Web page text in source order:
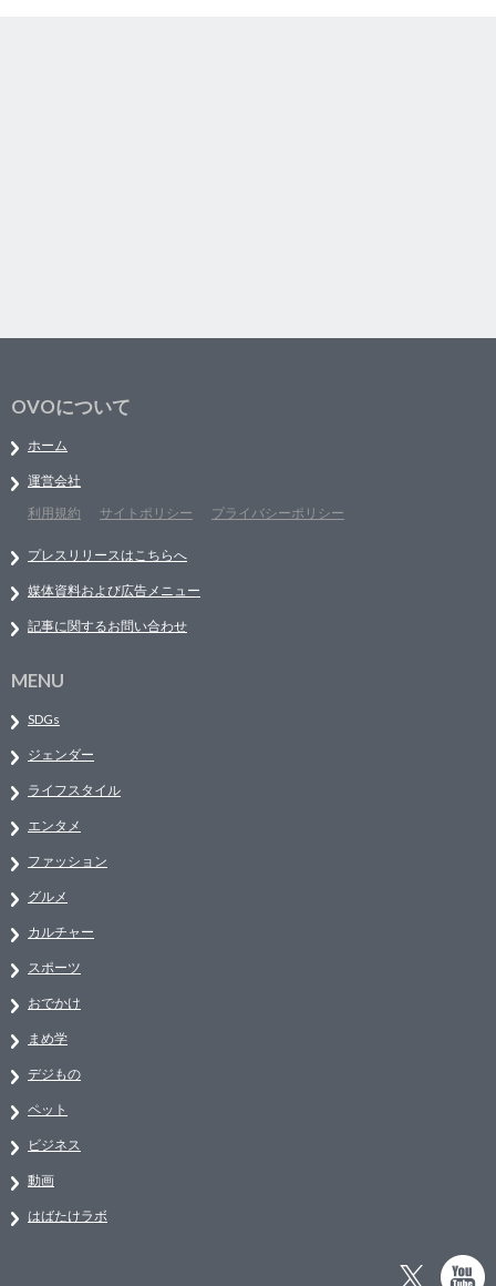
OVOについて
ホーム
運営会社
利用規約
サイトポリシー プライバシーポリシー
プレスリリースはこちらへ
媒体資料および広告メニュー
記事に関するお問い合わせ
MENU
SDGs
ジェンダー
ライフスタイル
エンタメ
ファッション
グルメ
カルチャー
スポーツ
おでかけ
まめ学
デジもの
ペット
ビジネス
動画
はばたけラボ